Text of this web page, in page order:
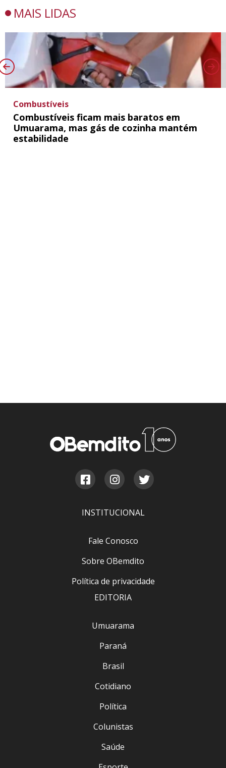
MAIS LIDAS
Combustíveis
Combustíveis ficam mais baratos em
Umuarama, mas gás de cozinha mantém
estabilidade
INSTITUCIONAL
Fale Conosco
Sobre OBemdito
Política de privacidade
EDITORIA
Umuarama
Paraná
Brasil
Cotidiano
Política
Colunistas
Saúde